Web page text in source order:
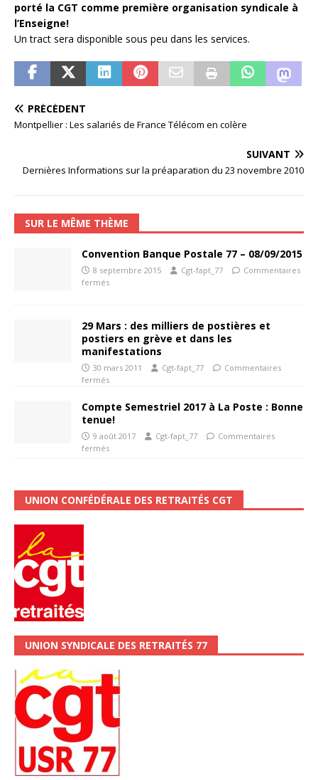
porté la CGT comme première organisation syndicale à
l’Enseigne!
Un tract sera disponible sous peu dans les services.
PRÉCÉDENT
Montpellier : Les salariés de France Télécom en colère
SUIVANT
Dernières Informations sur la préaparation du 23 novembre 2010
SUR LE MÊME THÈME
Convention Banque Postale 77 – 08/09/2015
8 septembre 2015 Cgt-fapt_77
Commentaires
fermés
29 Mars : des milliers de postières et
postiers en grève et dans les
manifestations
30 mars 2011 Cgt-fapt_77
Commentaires
fermés
Compte Semestriel 2017 à La Poste : Bonne
tenue!
9 août 2017 Cgt-fapt_77
Commentaires
fermés
UNION CONFÉDÉRALE DES RETRAITÉS CGT
UNION SYNDICALE DES RETRAITÉS 77